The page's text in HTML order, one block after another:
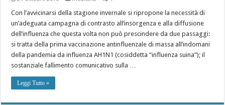
Con l’avvicinarsi della stagione invernale si ripropone la necessità di
un’adeguata campagna di contrasto all’insorgenza e alla diffusione
dell’influenza che questa volta non può prescindere da due passaggi:
si tratta della prima vaccinazione antinfluenzale di massa all’indomani
della pandemia da influenza AH1N1 (cosiddetta “influenza suina”); il
sostanziale fallimento comunicativo sulla …
Leggi Tutto »